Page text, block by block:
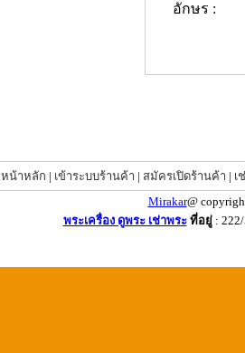
อักษร :
หน้าหลัก | เข้าระบบร้านค้า | สมัครเปิดร้านค้า | เ
Mirakar@
พระเครื่อง ดูพระ เช่าพระ ที่อยู่ :